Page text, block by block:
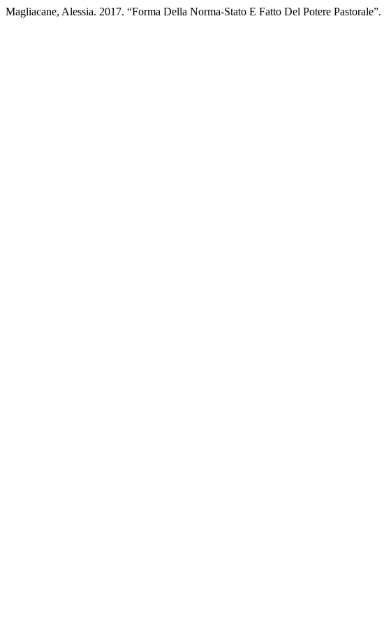
Magliacane, Alessia. 2017. “Forma Della Norma-Stato E Fatto Del Potere Pastorale”.